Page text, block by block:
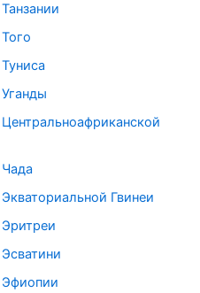
Гвинеи
Эфиопии